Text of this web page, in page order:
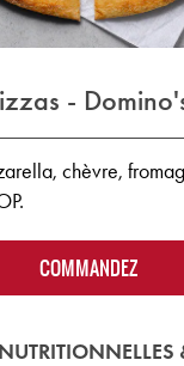
-
chèvre,
COMMANDEZ